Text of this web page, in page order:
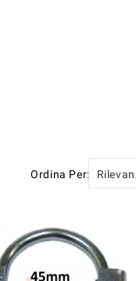
Ordina Per: